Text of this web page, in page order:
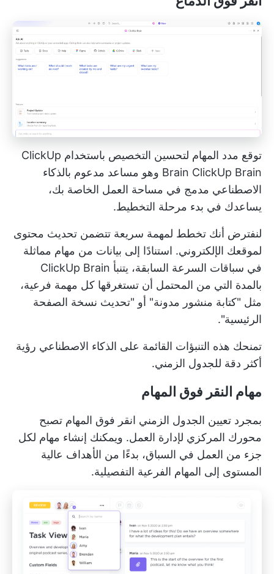
توقع مدد المهام لتحسين التخصيص باستخدام ClickUp
Brain ClickUp Brain
وهو مساعد مدعوم بالذكاء
الاصطناعي مدمج في مساحة العمل الخاصة بك،
يساعدك في بدء مرحلة التخطيط.
لنفترض أنك تخطط لمهمة سريعة تتضمن تحديث محتوى
لموقعك الإلكتروني. استنادًا إلى بيانات من مهام مماثلة
في سباقات السرعة السابقة، يتنبأ ClickUp Brain
بالمدة التي من المحتمل أن تستغرقها كل مهمة فرعية،
مثل "كتابة منشور مدونة" أو "تحديث نسخة الصفحة
الرئيسية".
تمنحك هذه التنبؤات القائمة على الذكاء الاصطناعي رؤية
أكثر دقة للجدول الزمني.
مهام النقر فوق المهام
بمجرد تعيين الجدول الزمني انقر فوق المهام تصبح
محورك المركزي لإدارة العمل. ويمكنك إنشاء مهام لكل
جزء من العمل في السباق، بدءًا من الأهداف عالية
المستوى إلى المهام الفرعية التفصيلية.